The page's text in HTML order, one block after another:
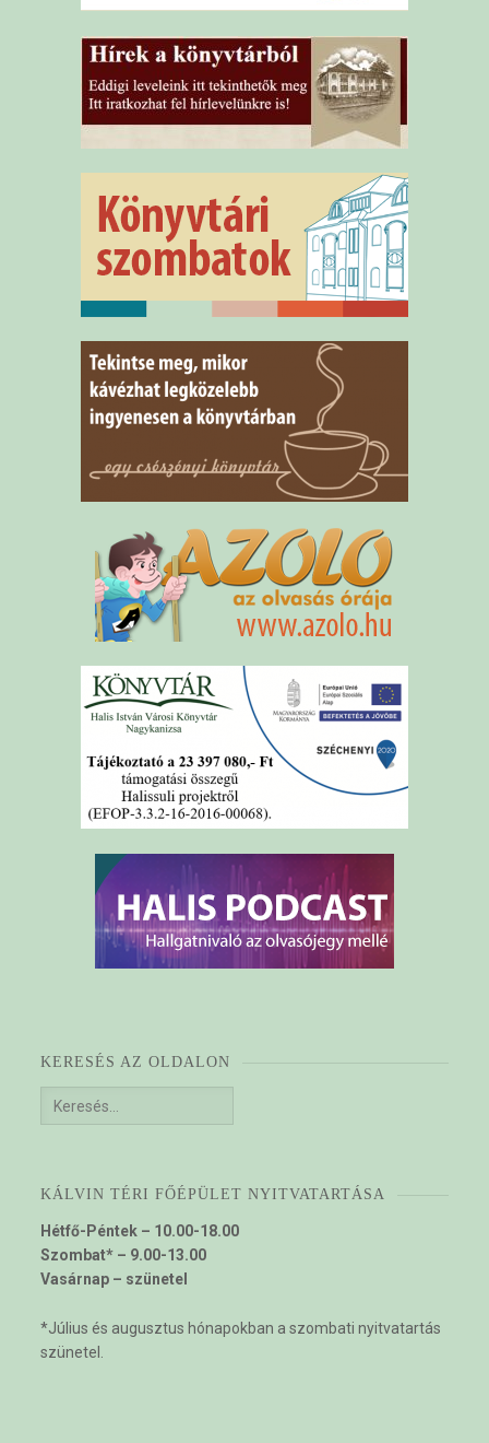
KERESÉS AZ OLDALON
Keresés:
KÁLVIN TÉRI FŐÉPÜLET NYITVATARTÁSA
Hétfő-Péntek – 10.00-18.00
Szombat* – 9.00-13.00
Vasárnap – szünetel
*Július és augusztus hónapokban a szombati nyitvatartás
szünetel.